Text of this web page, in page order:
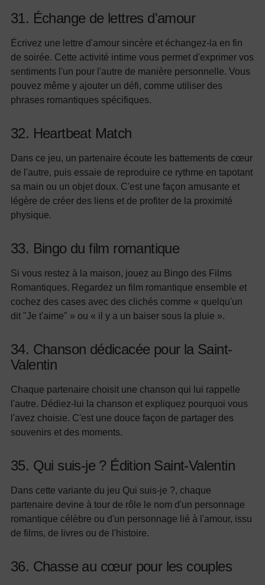
31. Échange de lettres d'amour
Écrivez une lettre d'amour sincère et échangez-la en fin
de soirée. Cette activité intime vous permet d'exprimer vos
sentiments l'un pour l'autre de manière personnelle. Vous
pouvez même y ajouter un défi, comme utiliser des
phrases romantiques spécifiques.
32. Heartbeat Match
Dans ce jeu, un partenaire écoute les battements de cœur
de l'autre, puis essaie de reproduire ce rythme en tapotant
sa main ou un objet doux. C'est une façon amusante et
légère de créer des liens et de profiter de la proximité
physique.
33. Bingo du film romantique
Si vous restez à la maison, jouez au Bingo des Films
Romantiques. Regardez un film romantique ensemble et
cochez des cases avec des clichés comme « quelqu'un
dit "Je t'aime" » ou « il y a un baiser sous la pluie ».
34. Chanson dédicacée pour la Saint-
Valentin
Chaque partenaire choisit une chanson qui lui rappelle
l'autre. Dédiez-lui la chanson et expliquez pourquoi vous
l'avez choisie. C'est une douce façon de partager des
souvenirs et des moments.
35. Qui suis-je ? Édition Saint-Valentin
Dans cette variante du jeu Qui suis-je ?, chaque
partenaire devine à tour de rôle le nom d'un personnage
romantique célèbre ou d'un personnage lié à l'amour, issu
de films, de livres ou de l'histoire.
36. Chasse au cœur pour les couples